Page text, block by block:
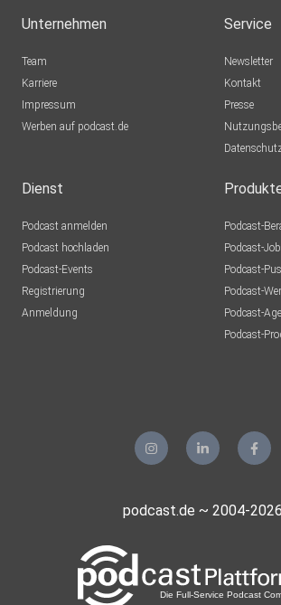
Unternehmen
Team
Karriere
Impressum
Werben auf podcast.de
Service
Newsletter
Kontakt
Presse
Dienst
Podcast anmelden
Podcast hochladen
Podcast-Events
Registrierung
Anmeldung
Podcast-
Podcast-
Podcast-
Podcast-
Podcast-
Podcast-
podcast.de ~ 2004-2026